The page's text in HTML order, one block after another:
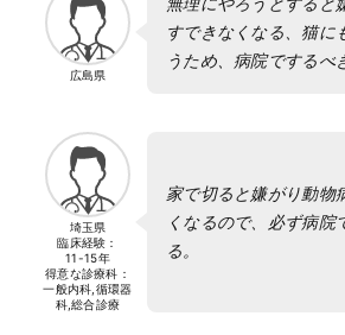
広島県
すできなくなる、猫に
うため、病院でするべ
埼玉県
臨床経験：
11-15年
得意な診療科：
一般内科,循環器
科,総合診療
家で切ると嫌がり動物
くなるので、必ず病院
る。